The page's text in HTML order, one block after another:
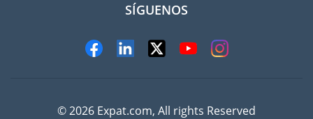
SÍGUENOS
© 2026 Expat.com, All rights Reserved